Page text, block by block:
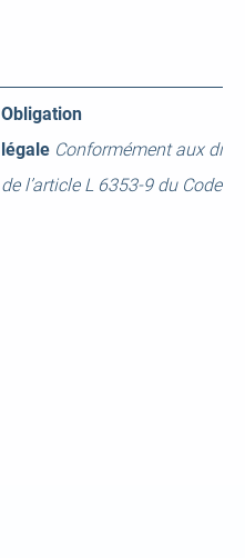
Obligation
légale Conformément aux
de l’article L 6353-9 du Code